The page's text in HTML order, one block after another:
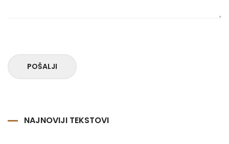
POŠALJI
NAJNOVIJI TEKSTOVI